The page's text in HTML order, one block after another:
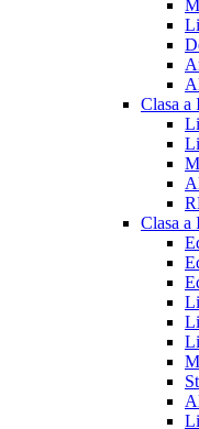
Clasa a
Clasa a